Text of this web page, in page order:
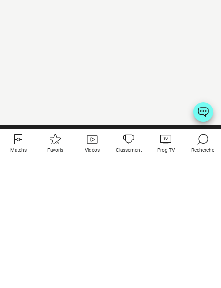
Matchs Favoris Vidéos Classement Prog TV Recherche